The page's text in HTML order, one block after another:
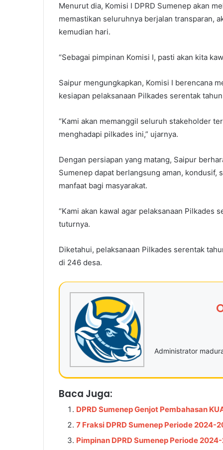
Menurut dia, Komisi I DPRD Sumenep akan
memastikan seluruhnya berjalan transparan,
kemudian hari.
“Sebagai pimpinan Komisi I, pasti akan kita
Saipur mengungkapkan, Komisi I berencana
kesiapan pelaksanaan Pilkades serentak
“Kami akan memanggil seluruh stakeholder
menghadapi pilkades ini,” ujarnya.
Dengan persiapan yang matang, Saipur
Sumenep dapat berlangsung aman, kondusif,
manfaat bagi masyarakat.
“Kami akan kawal agar pelaksanaan Pilkades
tuturnya.
Diketahui, pelaksanaan Pilkades serentak
di 246 desa.
Administrator
Baca Juga:
DPRD Sumenep Genjot Pembahasan
7 Fraksi DPRD Sumenep Periode 2024-
Pimpinan DPRD Sumenep Periode